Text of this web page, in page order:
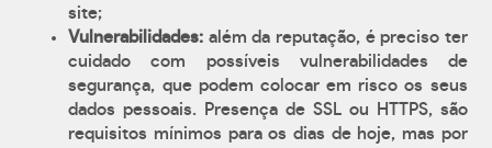
site;
Vulnerabilidades: além da reputação, é preciso ter
cuidado com possíveis vulnerabilidades de
segurança, que podem colocar em risco os seus
dados pessoais. Presença de SSL ou HTTPS, são
requisitos mínimos para os dias de hoje, mas por